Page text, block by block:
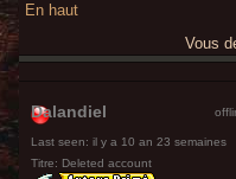
En haut
Vous
Dalandiel
Last seen: il y a 10 an 23 semaines
Titre: Deleted account